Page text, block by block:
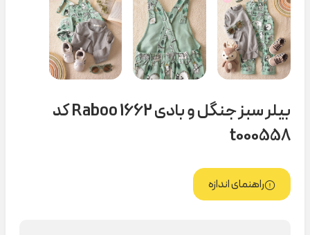
بیلر سبز جنگل و بادی Raboo 1662 کد
t000558
راهنمای اندازه